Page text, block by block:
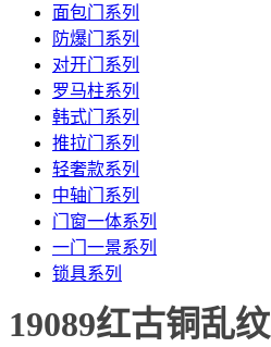
面包门系列
防爆门系列
对开门系列
罗马柱系列
韩式门系列
推拉门系列
轻奢款系列
中轴门系列
门窗一体系列
一门一景系列
锁具系列
19089红古铜乱纹